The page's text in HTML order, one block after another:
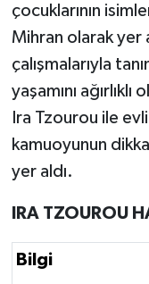
çocuklarının
Mihran olarak yer
çalışmalarıyla
yaşamını
Ira Tzourou ile
kamuoyunun
yer aldı.
IRA TZOUROU
Bilgi